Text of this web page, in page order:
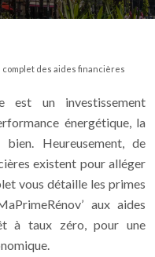
des aides financières
est un investissement
énergétique, la
Heureusement, de
existent pour alléger
vous détaille les primes
aux aides
à taux zéro, pour une